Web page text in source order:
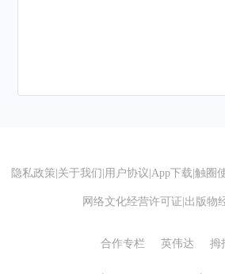
隐私政策 关于我们 用户协议 App下载 触圈
网络文化经营许可证 出版物
合作专栏 英伟达 拇